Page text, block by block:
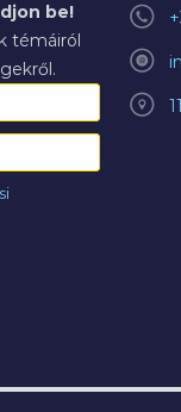
be!
témáiról